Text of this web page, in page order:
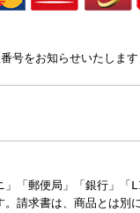
号をお知らせいたします
」「郵便局」「銀行」
請求書は、商品とは別